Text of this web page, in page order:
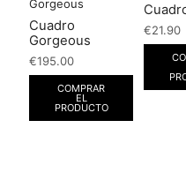
Cuadro
Gorgeous
€195.00
COMPRAR
EL
PRODUCTO
€21.90